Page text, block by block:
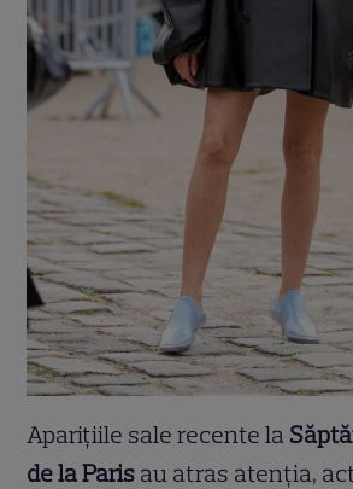
Aparițiile sale recente la
de la Paris au atras atenția,